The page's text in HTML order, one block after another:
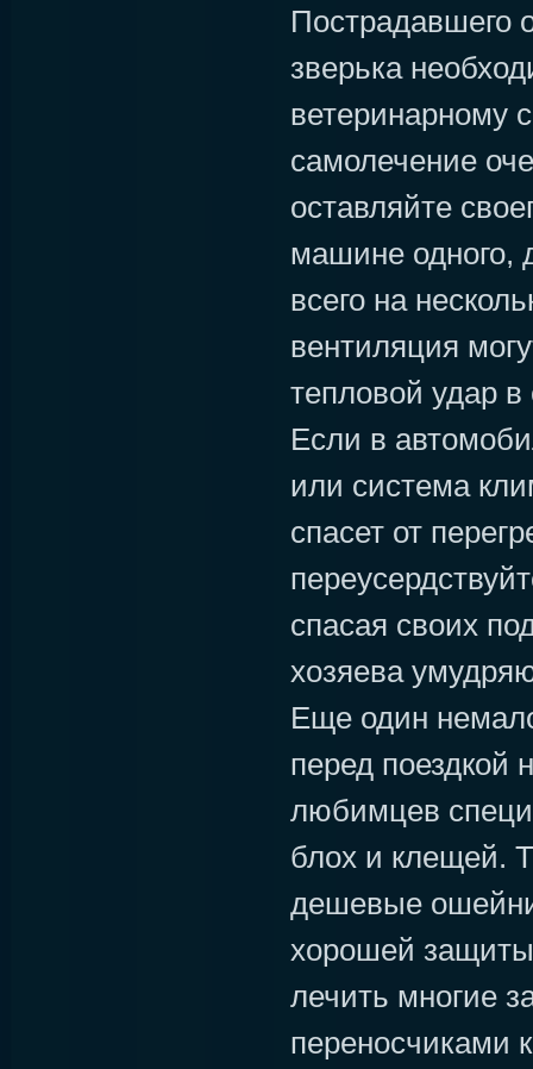
Пострадавшего
зверька
ветеринарному
самолечение
оставляйте
машине одного,
всего на
вентиляция
тепловой удар
Если в
или система
спасет от
спасая своих
хозяева
Еще один
перед поездкой
любимцев
блох и клещей.
дешевые
хорошей
лечить многие
переносчиками